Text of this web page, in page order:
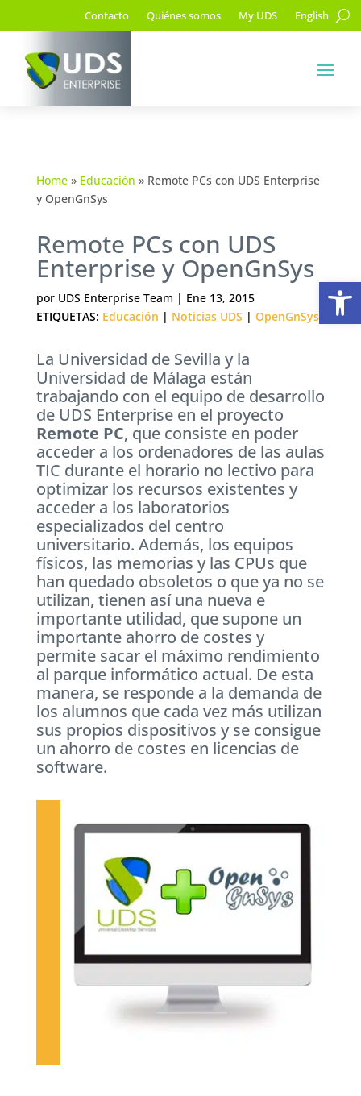
Contacto Quiénes somos My UDS English
Home» Educación » Remote PCs con UDS Enterprise
y OpenGnSys
Remote PCs con UDS
Enterprise y OpenGnSys
por UDS Enterprise Team | Ene 13, 2015
ETIQUETAS: Educación | Noticias UDS | OpenGnSys
La Universidad de Sevilla y la
Universidad de Málaga están
trabajando con el equipo de desarrollo
de UDS Enterprise en el proyecto
Remote PC, que consiste en poder
acceder a los ordenadores de las aulas
TIC durante el horario no lectivo para
optimizar los recursos existentes y
acceder a los laboratorios
especializados del centro
universitario. Además, los equipos
físicos, las memorias y las CPUs que
han quedado obsoletos o que ya no se
utilizan, tienen así una nueva e
importante utilidad, que supone un
importante ahorro de costes y
permite sacar el máximo rendimiento
al parque informático actual. De esta
manera, se responde a la demanda de
los alumnos que cada vez más utilizan
sus propios dispositivos y se consigue
un ahorro de costes en licencias de
software.